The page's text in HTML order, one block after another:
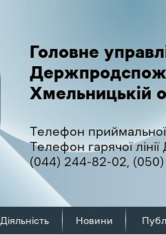
Головне
Хмельницькій
Телефон
Телефон гарячої
(044) 244-82-02,
Діяльність Новини